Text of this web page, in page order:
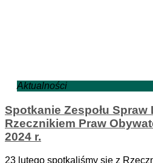
Aktualności
Spotkanie Zespołu Spraw
Rzecznikiem Praw
2024 r.
23 lutego spotkaliśmy się z